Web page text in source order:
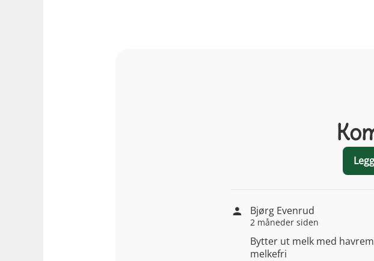
Bjørg Evenrud
2 måneder siden
Bytter ut melk med
melkefri